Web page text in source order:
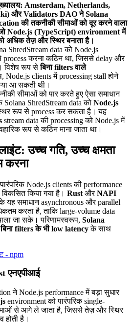
Amsterdam, Netherlands,
और Validators DAO ने Solana
की तकनीकी सीमाओं को दूर करने वाला
जो Node.js (TypeScript) environment में
अधिक तेज़ और स्थिर बनाता है।
ShredStream data को Node.js
process करना कठिन था, जिससे delay और
विशेष रूप सेबिना filters वाले
Node.js clients में processing stall होने
आ सकती थी।
सीमाओं को पार करते हुए ऐसा समाधान
Solana ShredStream data को Node.js
रूप से process कर सकता है। यह
stream data की processing को Node.js में
रूप से कठिन माना जाता था।
उच्च गति, उच्च क्षमता
करना
Node.js clients की performance
किया गया है। Rust औरNAPI
यह समाधान asynchronous और parallel
करता है, ताकि large-volume data
जा सके। परिणामस्वरूप, Solana
बिना filters के भी low latencyके साथ
- npm
एनएपीआई
ने Node.js performance में बड़ा सुधार
environment को पारंपरिक single-
से आगे ले जाता है, जिससे तेज़ और स्थिर
होती है।